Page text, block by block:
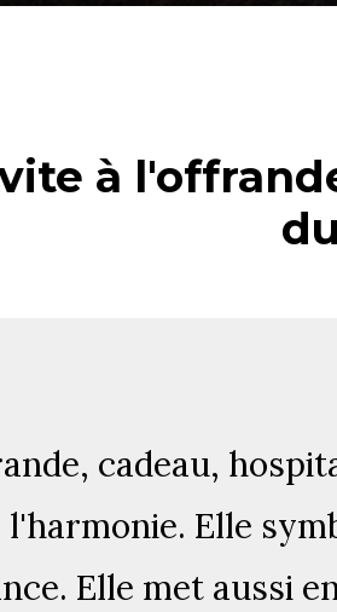
à
cadeau,
l'harmonie. Elle
Elle met aussi